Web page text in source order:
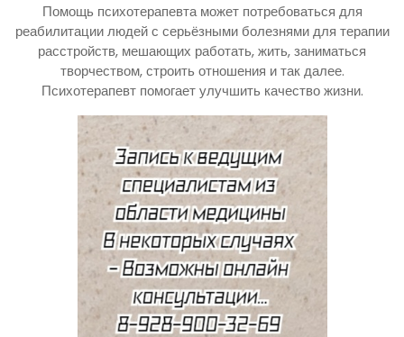
Помощь психотерапевта может потребоваться для
реабилитации людей с серьёзными болезнями для терапии
расстройств, мешающих работать, жить, заниматься
творчеством, строить отношения и так далее.
Психотерапевт помогает улучшить качество жизни.